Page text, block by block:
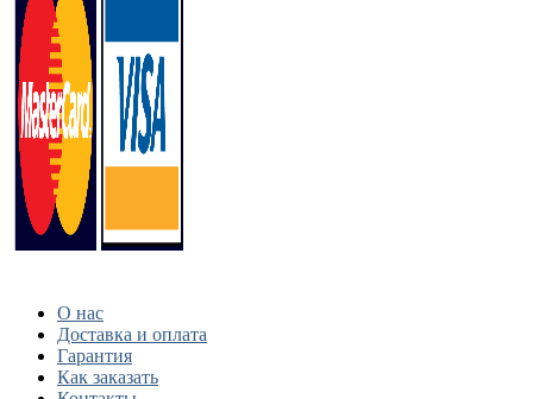
О нас
Доставка и оплата
Гарантия
Как заказать